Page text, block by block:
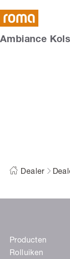
Ambiance
Dealer
Producten
Rolluiken